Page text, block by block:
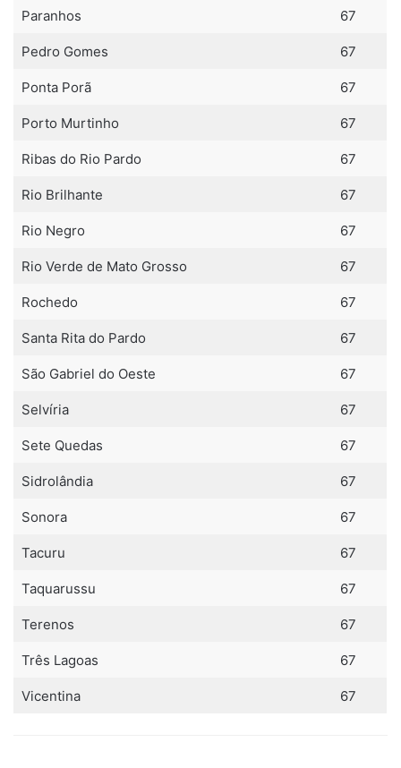
Paranhos 67
Pedro Gomes 67
Ponta Porã 67
Porto Murtinho 67
Ribas do Rio Pardo 67
Rio Brilhante 67
Rio Negro 67
Rio Verde de Mato Grosso 67
Rochedo 67
Santa Rita do Pardo 67
São Gabriel do Oeste 67
Selvíria 67
Sete Quedas 67
Sidrolândia 67
Sonora 67
Tacuru 67
Taquarussu 67
Terenos 67
Três Lagoas 67
Vicentina 67